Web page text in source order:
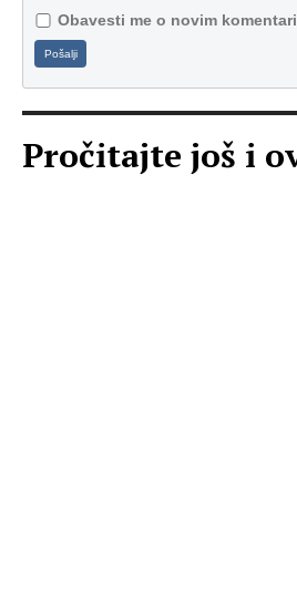
Obavesti me o novim
Pošalji
Pročitajte još i